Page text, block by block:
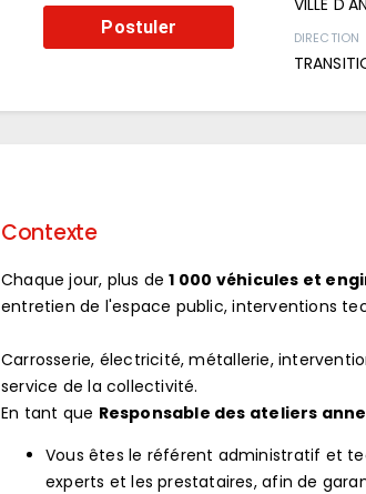
Postuler
VILLE
DIRECTION
Contexte
Chaque jour, plus de1 000 véhicules et
entretien de l'espace public, interventions
Carrosserie, électricité, métallerie,
service de la collectivité.
En tant que Responsable des ateliers
Vous êtes le référent administratif et
experts et les prestataires, afin de